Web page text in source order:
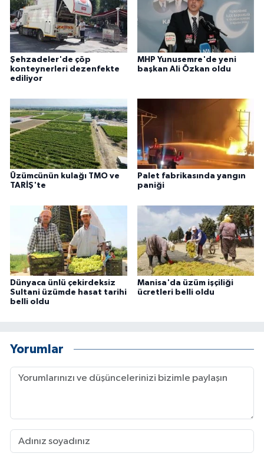
Şehzadeler'de çöp
konteynerleri dezenfekte
ediliyor
MHP Yunusemre'de yeni
başkan Ali Özkan oldu
Üzümcünün kulağı TMO ve
TARİŞ'te
Palet fabrikasında yangın
paniği
Dünyaca ünlü çekirdeksiz
Sultani üzümde hasat tarihi
belli oldu
Manisa'da üzüm işçiliği
ücretleri belli oldu
Yorumlar
Yerel Haberler